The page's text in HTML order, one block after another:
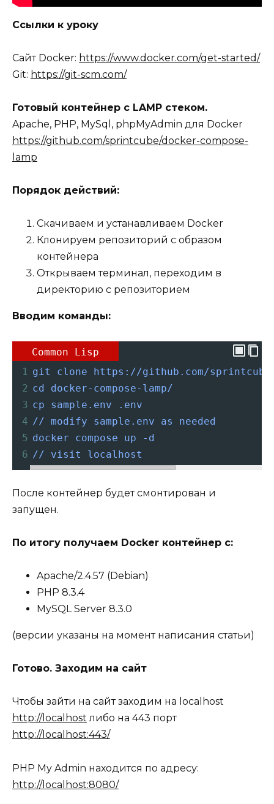
Ссылки к уроку
Сайт Docker: https://www.docker.com/get-started/
Git: https://git-scm.com/
Готовый контейнер с LAMP стеком.
Apache, PHP, MySql, phpMyAdmin для Docker
https://github.com/sprintcube/docker-compose-
lamp
Порядок действий:
Скачиваем и устанавливаем Docker
Клонируем репозиторий с образом
контейнера
Открываем терминал, переходим в
директорию с репозиторием
Вводим команды:
Common Lisp
1
git clone
https://github.com/sprintcube/
2 cd
docker-compose-lamp/
3 cp sample.env
.env
4 // modify sample.env as
needed
5 docker compose up
-d
6 // visit localhost
После контейнер будет смонтирован и
запущен.
По итогу получаем Docker контейнер с:
Apache/2.4.57 (Debian)
PHP 8.3.4
MySQL Server 8.3.0
(версии указаны на момент написания статьи)
Готово. Заходим на сайт
Чтобы зайти на сайт заходим на localhost
http://localhost либо на 443 порт
http://localhost:443/
PHP My Admin находится по адресу:
http://localhost:8080/